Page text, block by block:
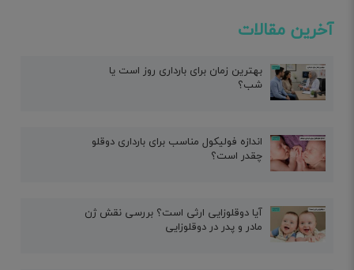
آخرین مقالات
بهترین زمان برای بارداری روز است یا
شب؟
اندازه فولیکول مناسب برای بارداری دوقلو
چقدر است؟
آیا دوقلوزایی ارثی است؟ بررسی نقش ژن
مادر و پدر در دوقلوزایی